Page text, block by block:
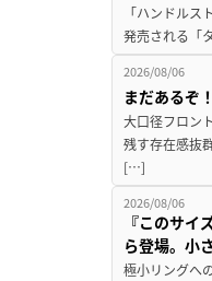
「ハンドル
発売される「
2026/08/06
まだあるぞ
大口径フロン
残す存在感抜
[…]
2026/08/06
『このサ
ら登場。小
極小リングへ